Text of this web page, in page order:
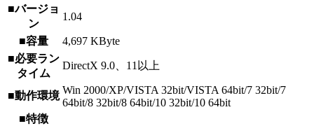
■バージョ
ン
1.04
■容量
4,697 KByte
■必要ラン
タイム
DirectX 9.0、11以上
■動作環境 Win 2000/XP/VISTA 32bit/VISTA 64bit/7 32bit/7
64bit/8 32bit/8 64bit/10 32bit/10 64bit
■特徴